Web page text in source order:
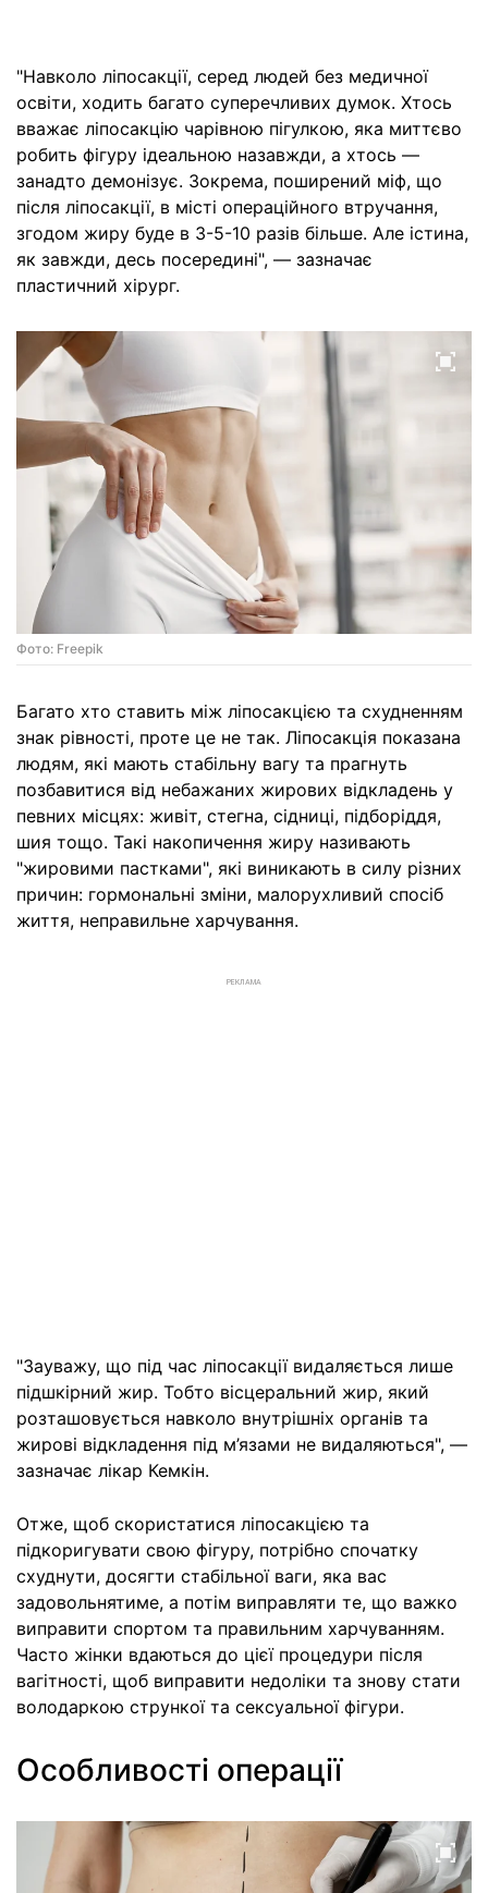
"Навколо ліпосакції, серед людей без медичної
освіти, ходить багато суперечливих думок. Хтось
вважає ліпосакцію чарівною пігулкою, яка миттєво
робить фігуру ідеальною назавжди, а хтось —
занадто демонізує. Зокрема, поширений міф, що
після ліпосакції, в місті операційного втручання,
згодом жиру буде в 3-5-10 разів більше. Але істина,
як завжди, десь посередині", — зазначає
пластичний хірург.
Фото: Freepik
Багато хто ставить між ліпосакцією та схудненням
знак рівності, проте це не так. Ліпосакція показана
людям, які мають стабільну вагу та прагнуть
позбавитися від небажаних жирових відкладень у
певних місцях: живіт, стегна, сідниці, підборіддя,
шия тощо. Такі накопичення жиру називають
"жировими пастками", які виникають в силу різних
причин: гормональні зміни, малорухливий спосіб
життя, неправильне харчування.
РЕКЛАМА
"Зауважу, що під час ліпосакції видаляється лише
підшкірний жир. Тобто вісцеральний жир, який
розташовується навколо внутрішніх органів та
жирові відкладення під м’язами не видаляються", —
зазначає лікар Кемкін.
Отже, щоб скористатися ліпосакцією та
підкоригувати свою фігуру, потрібно спочатку
схуднути, досягти стабільної ваги, яка вас
задовольнятиме, а потім виправляти те, що важко
виправити спортом та правильним харчуванням.
Часто жінки вдаються до цієї процедури після
вагітності, щоб виправити недоліки та знову стати
володаркою стрункої та сексуальної фігури.
Особливості операції